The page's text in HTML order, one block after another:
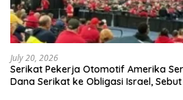
July 20, 2026
Serikat Pekerja Otomotif Amerika
Dana Serikat ke Obligasi Israel,